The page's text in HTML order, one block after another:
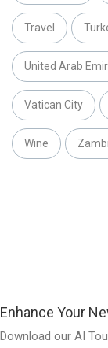
Travel
United Arab
Vatican City
Wine
Enhance Your
Download our AI